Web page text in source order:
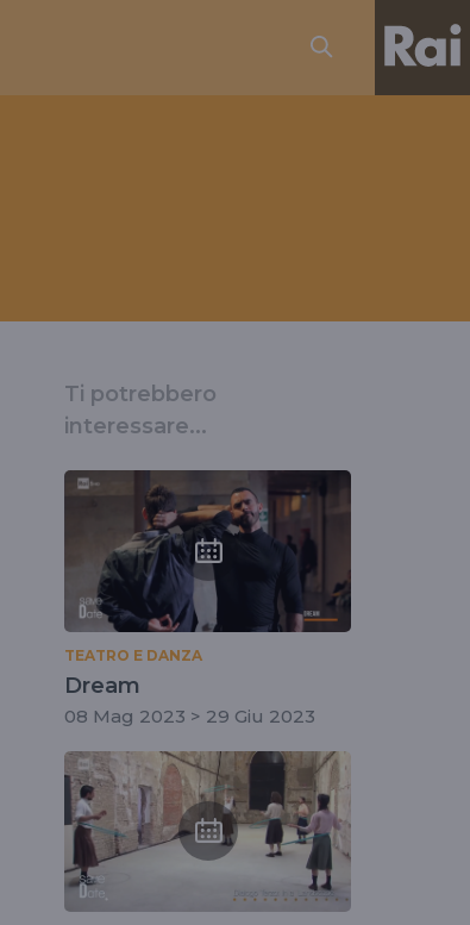
Ti potrebbero
interessare...
TEATRO E DANZA
Dream
08 Mag 2023 > 29 Giu 2023